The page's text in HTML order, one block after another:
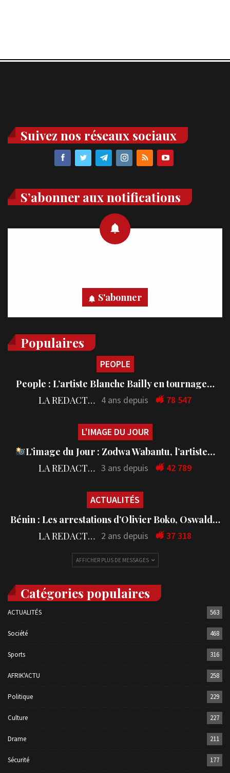
Suivez nos réseaux sociaux
S’abonner aux notifications
S'abonner
Populaires
PEOPLE
People : L’artiste Blanche Bailly en tournage…
LA REDACTION 4 ans depuis 78 547
L'IMAGE DU JOUR
L’image du Jour : Zodwa Wabantu, l’artiste…
LA REDACTION 3 ans depuis 42 789
ACTUALITÉS
Bénin : Les arrestations d’Olivier Boko, Oswald…
LA REDACTION 2 ans depuis 37 318
AFFICHER PLUS DE MESSAGES
Catégories populaires
ACTUALITÉS 563
Société 468
Sports 316
AFRIK'ACTU 258
Politique 229
Culture 227
Drame 211
Sécurité 177